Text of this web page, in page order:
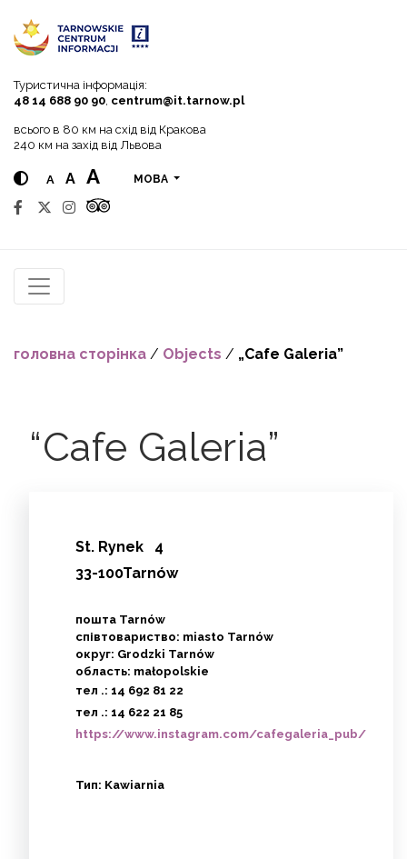
Туристична інформація:
48 14 688 90 90 centrum@it.tarnow.pl
всього в 80 км на схід від Кракова
240 км на захід від Львова
A A A МОВА
головна сторінка / Objects / „Cafe Galeria”
“Cafe Galeria”
St. Rynek
4
33-100Tarnów
пошта Tarnów
співтовариство: miasto Tarnów
округ: Grodzki Tarnów
область: małopolskie
тел .: 14 692 81 22
тел .: 14 622 21 85
https://www.instagram.com/cafegaleria_pub/
Тип: Kawiarnia